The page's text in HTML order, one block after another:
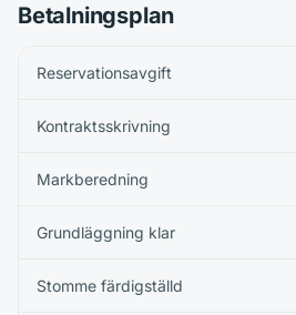
Betalningsplan
Reservationsavgift
Kontraktsskrivning
Markberedning
Grundläggning klar
Stomme färdigställd